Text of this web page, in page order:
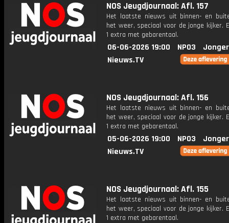
NOS Jeugdjournaal: Afl. 157
Het laatste nieuws uit binnen- en
het weer, speciaal voor de jonge kijker.
1 extra met gebarentaal.
06-06-2026 19:00 NPO3
Nieuws.TV
NOS Jeugdjournaal: Afl. 156
Het laatste nieuws uit binnen- en
het weer, speciaal voor de jonge kijker.
1 extra met gebarentaal.
05-06-2026 19:00 NPO3
Nieuws.TV
NOS Jeugdjournaal: Afl. 155
Het laatste nieuws uit binnen- en
het weer, speciaal voor de jonge kijker.
1 extra met gebarentaal.